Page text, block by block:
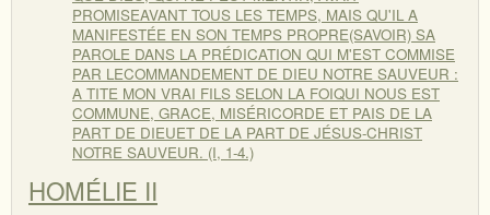
PROMISEAVANT TOUS LES TEMPS, MAIS QU'IL A
MANIFESTÉE EN SON TEMPS PROPRE(SAVOIR) SA
PAROLE DANS LA PRÉDICATION QUI M'EST COMMISE
PAR LECOMMANDEMENT DE DIEU NOTRE SAUVEUR :
A TITE MON VRAI FILS SELON LA FOIQUI NOUS EST
COMMUNE, GRACE, MISÉRICORDE ET PAIS DE LA
PART DE DIEUET DE LA PART DE JÉSUS-CHRIST
NOTRE SAUVEUR. (I, 1-4.)
HOMÉLIE II